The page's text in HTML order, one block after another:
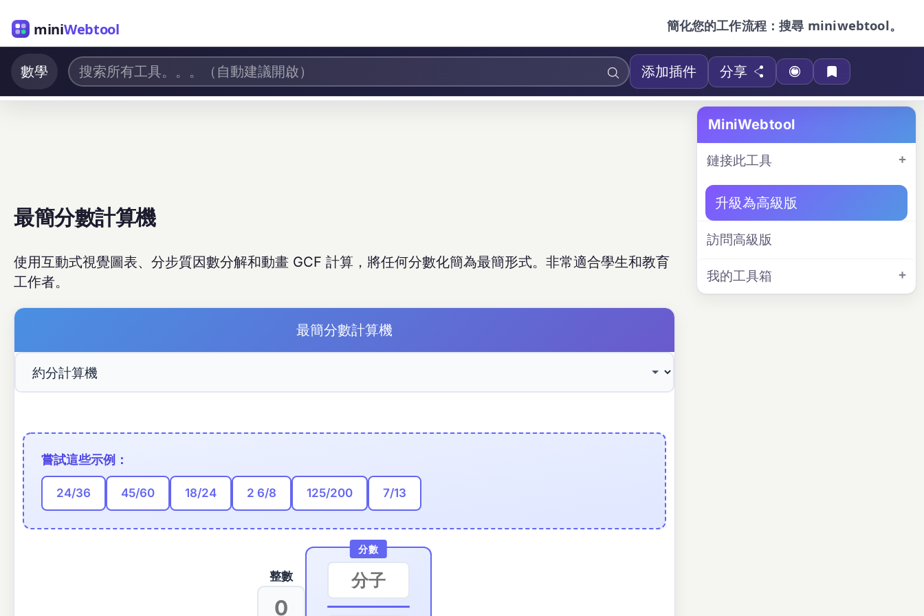
miniWebtool 簡化您的工作流程：搜尋 miniwebtool。
數學 添加插件 分享
最簡分數計算機
使用互動式視覺圖表、分步質因數分解和動畫 GCF 計算，將任何分數化簡為最簡形式。非常適合學生和教育
工作者。
最簡分數計算機
嘗試這些示例：
24/36 45/60 18/24 2 6/8 125/200 7/13
整數
分數
MiniWebtool
鏈接此工具
升級為高級版
訪問高級版
我的工具箱